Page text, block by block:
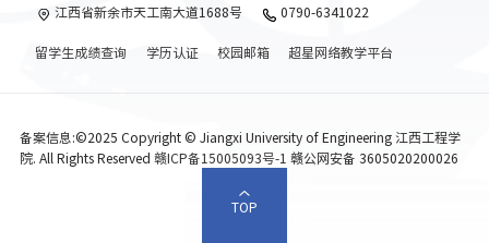
江西省新余市天工南大道1688号 0790-6341022
留学生成绩查询 学历认证 校园邮箱 超星网络教学平台
备案信息:©2025 Copyright © Jiangxi University of Engineering 江西工程学
院. All Rights Reserved 赣ICP备15005093号-1 赣公网安备 3605020200026
TOP